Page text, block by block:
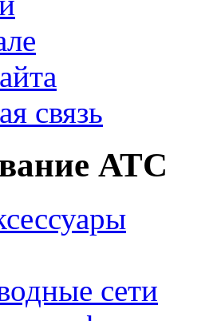
связь
АТС
сети